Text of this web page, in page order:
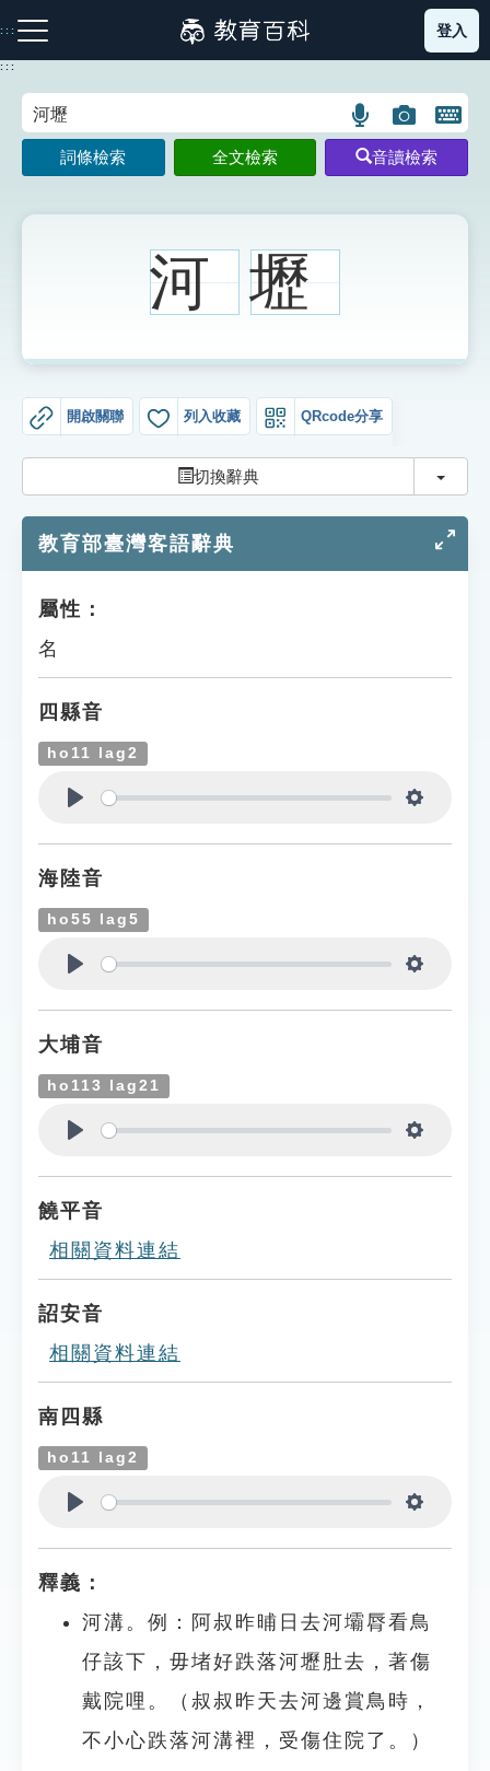
到
主
:::
注音索引圖示 筆畫索引圖示 部首索引表圖示
生字詞彙表
知識索引
遊戲專區
教學應用
貓頭鷹博士
登入
:::
語
言
搜
圖
片
搜
開
鍵
圖
詞條檢索 全文檢索 音讀檢索
河 壢
開啟關聯 列入收藏 QRcode分享
切換辭典 切換
教育部臺灣客語辭典
屬性：
名
四縣音
ho11 lag2
海陸音
ho55 lag5
大埔音
ho113 lag21
饒平音
相關資料連結
詔安音
相關資料連結
南四縣
ho11 lag2
釋義：
河溝。例：阿叔昨晡日去河壩脣看鳥
仔該下，毋堵好跌落河壢肚去，著傷
戴院哩。（叔叔昨天去河邊賞鳥時，
不小心跌落河溝裡，受傷住院了。）